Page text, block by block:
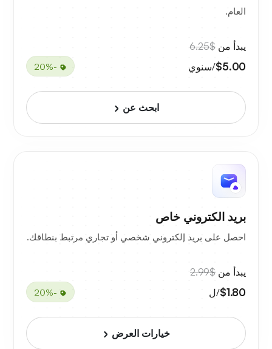
العام.
يبدأ من $6.25
$5.00/سنوي -20%
ابحث عن
بريد الكتروني خاص
احصل على بريد إلكتروني شخصي أو تجاري مرتبط بنطاقك.
يبدأ من $2.99
$1.80/ل -20%
خيارات العرض